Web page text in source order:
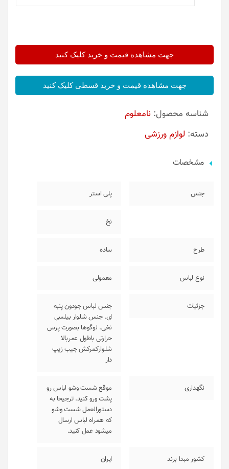
جهت مشاهده قیمت و خرید کلیک کنید
جهت مشاهده قیمت و خرید قسطی کلیک کنید
شناسه محصول: نامعلوم
دسته: لوازم ورزشی
مشخصات
جنس پلی استر
نخ
طرح ساده
نوع لباس معمولی
جزئیات
جنس لباس جودون پنبه
ای. جنس شلوار بیلسی
نخی. لوگوها بصورت پرس
حرارتی باطول عمربالا
شلوارکمرکش جیب زیپ
دار
نگهداری
موقع شست وشو لباس رو
پشت ورو کنید. ترجیحا به
دستورالعمل شست وشو
که همراه لباس ارسال
میشود عمل کنید.
کشور مبدا برند ایران